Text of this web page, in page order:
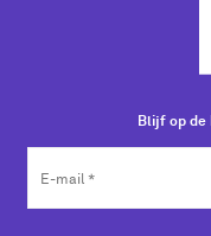
Blijf op de